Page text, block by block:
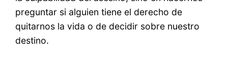
preguntar si alguien tiene el derecho de
quitarnos la vida o de decidir sobre nuestro
destino.